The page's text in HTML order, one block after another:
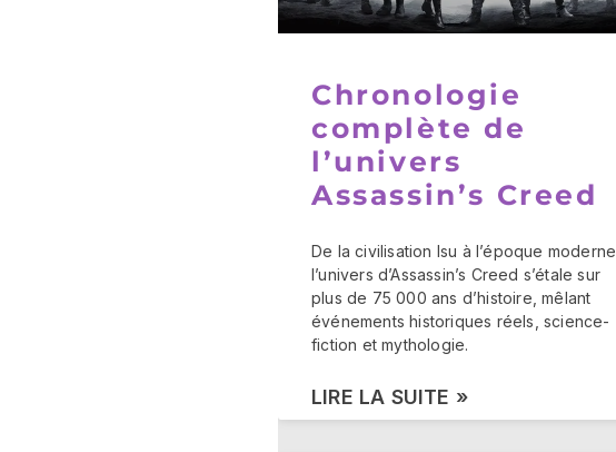
Chronologie
complète de
l’univers
Assassin’s Creed
De la civilisation Isu à l’époque moderne,
l’univers d’Assassin’s Creed s’étale sur
plus de 75 000 ans d’histoire, mêlant
événements historiques réels, science-
fiction et mythologie.
LIRE LA SUITE »